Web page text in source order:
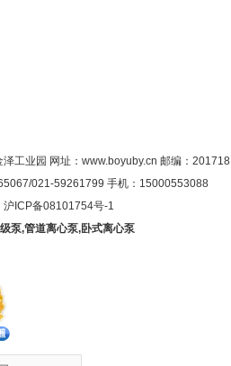
工业园 网址： www.boyuby.cn 邮编：201718
021-59261799 手机：15000553088
沪ICP备08101754号-1
泵,管道离心泵,卧式离心泵